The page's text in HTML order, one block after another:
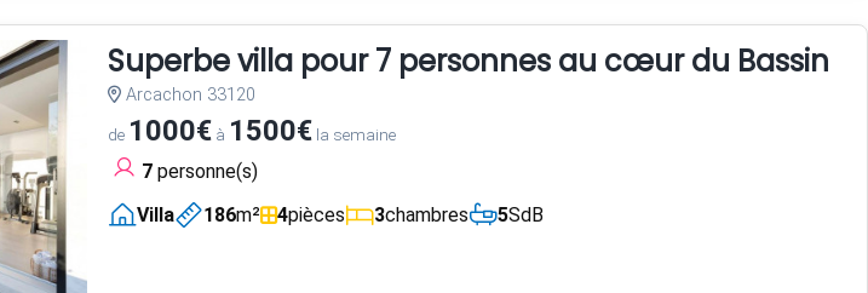
Superbe villa pour 7 personnes au cœur du Bassin
Arcachon 33120
de 1000€à 1500€la semaine
7personne(s)
Villa
186m² 4pièces 3chambres 5SdB